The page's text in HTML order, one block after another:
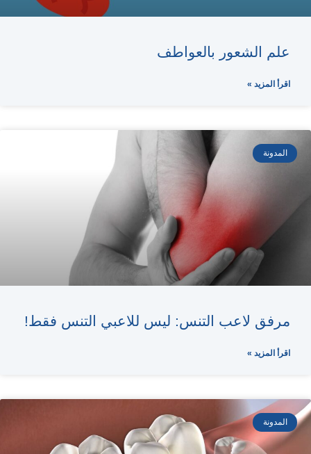
علم الشعور بالعواطف
اقرأ المزيد »
المدونة
مرفق لاعب التنس: ليس للاعبي التنس فقط!
اقرأ المزيد »
المدونة